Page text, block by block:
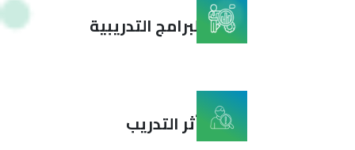
تنفيذ البرامج التدريبية
قياس أثر التدريب